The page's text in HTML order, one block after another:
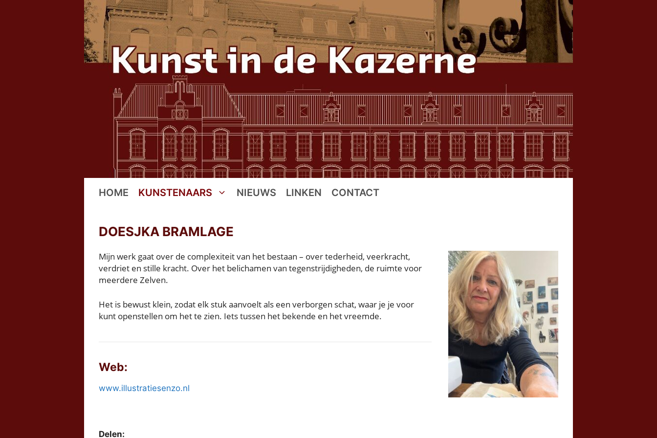
HOME KUNSTENAARS NIEUWS LINKEN CONTACT
DOESJKA BRAMLAGE
Mijn werk gaat over de complexiteit van het bestaan ​​– over tederheid, veerkracht,
verdriet en stille kracht. Over het belichamen van tegenstrijdigheden, de ruimte voor
meerdere Zelven.
Het is bewust klein, zodat elk stuk aanvoelt als een verborgen schat, waar je je voor
kunt openstellen om het te zien. Iets tussen het bekende en het vreemde.
Web:
www.illustratiesenzo.nl
Delen: